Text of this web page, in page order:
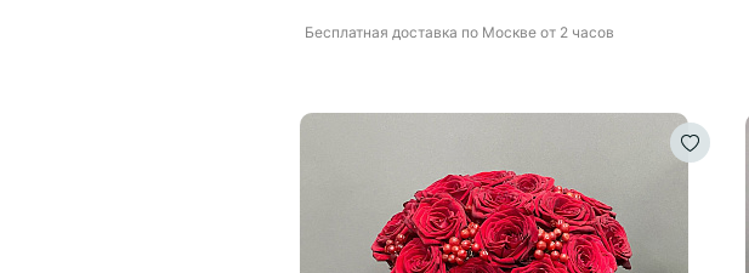
Бесплатная доставка по Москве от 2 часов